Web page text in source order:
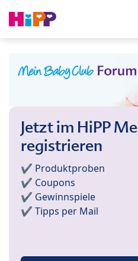
Jetzt im HiPP
registrieren
✔️ Produktproben
✔️ Coupons
✔️ Gewinnspiele
✔️ Tipps per Mail